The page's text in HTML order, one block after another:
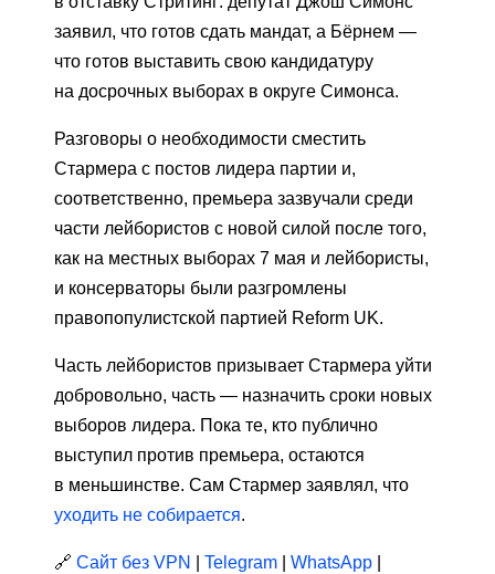
заявил, что готов сдать мандат, а Бёрнем —
что готов выставить свою кандидатуру
на досрочных выборах в округе Симонса.
Разговоры о необходимости сместить
Стармера с постов лидера партии и,
соответственно, премьера зазвучали среди
части лейбористов с новой силой после того,
как на местных выборах 7 мая и лейбористы,
и консерваторы были разгромлены
правопопулистской партией Reform UK.
Часть лейбористов призывает Стармера уйти
добровольно, часть — назначить сроки новых
выборов лидера. Пока те, кто публично
выступил против премьера, остаются
в меньшинстве. Сам Стармер заявлял, что
уходить не собирается.
🔗 Сайт без VPN Telegram WhatsApp